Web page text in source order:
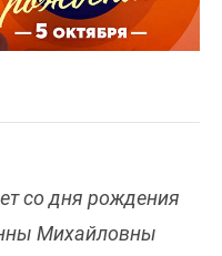
со дня рождения
Михайловны